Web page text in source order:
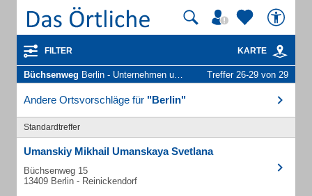
FILTER KARTE
Büchsenweg Berlin - Unternehmen und Personen Treffer 26-29 von 29
Andere Ortsvorschläge für "Berlin"
Standardtreffer
Umanskiy Mikhail Umanskaya Svetlana
Büchsenweg 15
13409 Berlin - Reinickendorf